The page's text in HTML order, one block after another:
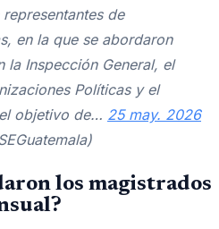
de
en la que se abordaron
la Inspección General, el
Políticas y el
objetivo de… 25 may. 2026
los magistrados